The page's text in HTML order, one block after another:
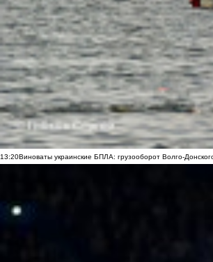
13:20Виноваты украинские БПЛА: грузооборот Волго-